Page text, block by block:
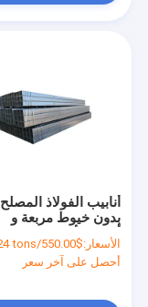
أنابيب الفولاذ المصلح
بدون خيوط مربعة و
أنابيب لألياف الكربون
الأسعار:$550.00/tons 1-24 tons
أحصل على آخر سعر